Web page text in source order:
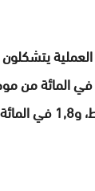
الشهادات والطلبة، و31,9 في المائة من
العمومية، و1,5 في المائة